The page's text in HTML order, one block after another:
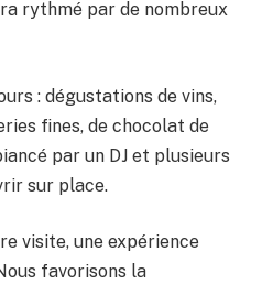
rythmé par de nombreux
: dégustations de vins,
fines, de chocolat de
par un DJ et plusieurs
sur place.
visite, une expérience
favorisons la